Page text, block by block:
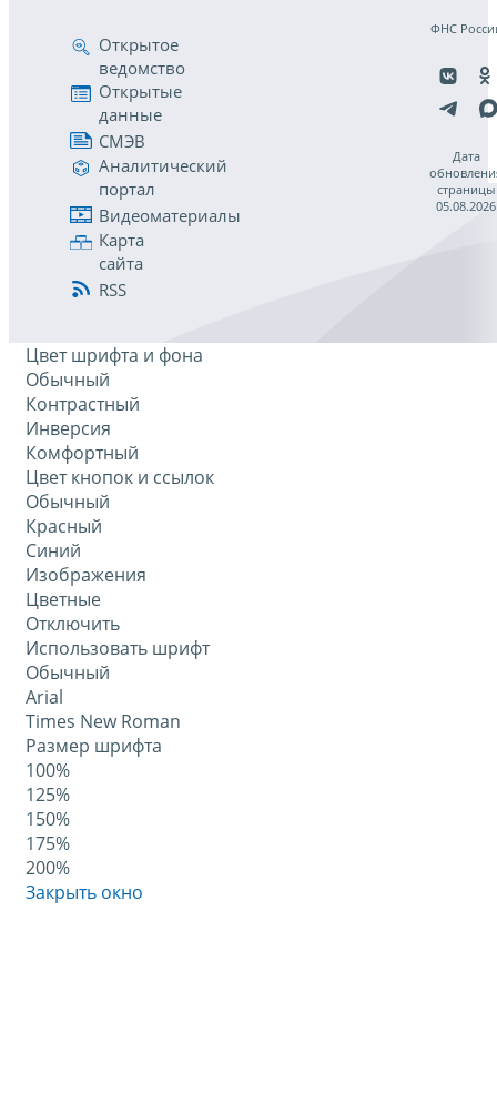
Открытое
ведомство
Открытые
данные
СМЭВ
Аналитический
портал
Видеоматериалы
Карта
сайта
RSS
ФНС
Дата
страницы
05.08.2026
Цвет шрифта и фона
Обычный
Контрастный
Инверсия
Комфортный
Цвет кнопок и ссылок
Обычный
Красный
Синий
Изображения
Цветные
Отключить
Использовать шрифт
Обычный
Arial
Times New Roman
Размер шрифта
100%
125%
150%
175%
200%
Закрыть окно